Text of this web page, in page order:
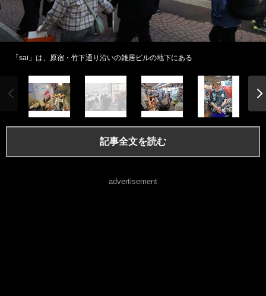
「sai」は、原宿・竹下通り沿いの雑居ビルの地下にある
記事全文を読む
advertisement